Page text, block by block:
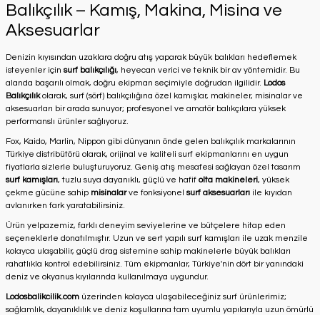
Balıkçılık – Kamış, Makina, Misina ve
Aksesuarlar
Denizin kıyısından uzaklara doğru atış yaparak büyük balıkları hedeflemek
isteyenler için surf balıkçılığı, heyecan verici ve teknik bir av yöntemidir. Bu
alanda başarılı olmak, doğru ekipman seçimiyle doğrudan ilgilidir. Lodos
Balıkçılıkolarak, surf (sörf) balıkçılığına özel kamışlar, makineler, misinalar ve
aksesuarları bir arada sunuyor; profesyonel ve amatör balıkçılara yüksek
performanslı ürünler sağlıyoruz.
Fox, Kaido, Marlin, Nippon gibi dünyanın önde gelen balıkçılık markalarının
Türkiye distribütörü olarak, orijinal ve kaliteli surf ekipmanlarını en uygun
fiyatlarla sizlerle buluşturuyoruz. Geniş atış mesafesi sağlayan özel tasarım
surf kamışları, tuzlu suya dayanıklı, güçlü ve hafif olta makineleri, yüksek
çekme gücüne sahip misinalarve fonksiyonel surf aksesuarları ile kıyıdan
avlanırken fark yaratabilirsiniz.
Ürün yelpazemiz, farklı deneyim seviyelerine ve bütçelere hitap eden
seçeneklerle donatılmıştır. Uzun ve sert yapılı surf kamışları ile uzak menzile
kolayca ulaşabilir, güçlü drag sistemine sahip makinelerle büyük balıkları
rahatlıkla kontrol edebilirsiniz. Tüm ekipmanlar, Türkiye'nin dört bir yanındaki
deniz ve okyanus kıyılarında kullanılmaya uygundur.
Lodosbalikcilik.com üzerinden kolayca ulaşabileceğiniz surf ürünlerimiz;
sağlamlık, dayanıklılık ve deniz koşullarına tam uyumlu yapılarıyla uzun ömürlü